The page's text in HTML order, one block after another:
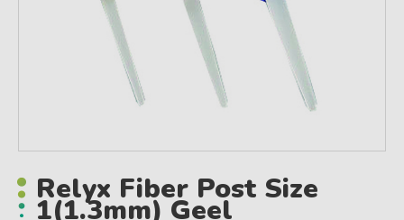
Relyx Fiber Post Size
1(1.3mm) Geel